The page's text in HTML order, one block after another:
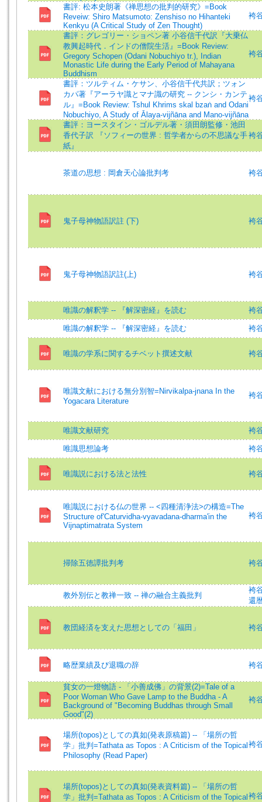
書評: 松本史朗著《禅思想の批判的研究》=Book
Reveiw: Shiro Matsumoto: Zenshiso no Hihanteki
Kenkyu (A Critical Study of Zen Thought)
袴
書評：グレゴリー・ショペン著 小谷信千代訳『大乗仏
教興起時代．インドの僧院生活』=Book Review:
Gregory Schopen (Odani Nobuchiyo tr.), Indian
Monastic Life during the Early Period of Mahayana
Buddhism
袴
書評：ツルティム・ケサン、小谷信千代共訳；ツォン
カパ著『アーラヤ識とマナ識の研究 -- クンシ・カンテ
ル』=Book Review: Tshul Khrims skal bzaṅ and Odani
Nobuchiyo, A Study of Ālaya-vijñāna and Mano-vijñāna
袴
書評：ヨースタイン・ゴルデル著・須田朗監修・池田
香代子訳 『ソフィーの世界 : 哲学者からの不思議な手
紙』
袴
茶道の思想 : 岡倉天心論批判考 袴
鬼子母神物語訳註 (下) 袴
鬼子母神物語訳註(上) 袴
唯識の解釈学 -- 『解深密経』を読む 袴
唯識の解釈学 -- 『解深密経』を読む 袴
唯識の学系に関するチベット撰述文献 袴
唯識文献における無分別智=Nirvikalpa-jnana In the
Yogacara Literature
袴
唯識文献研究 袴
唯識思想論考 袴
唯識説における法と法性 袴
唯識説における仏の世界 -- <四種清浄法>の構造=The
Structure of'Caturvidha-vyavadana-dharma'in the
Vijnaptimatrata System
袴
掃除五徳譚批判考 袴
教外別伝と教禅一致 -- 禅の融合主義批判
袴
還
教団経済を支えた思想としての「福田」 袴
略歴業績及び退職の辞 袴
貧女の一燈物語 - 「小善成佛」の背景(2)=Tale of a
Poor Woman Who Gave Lamp to the Buddha - A
Background of "Becoming Buddhas through Small
Good"(2)
袴
場所(topos)としての真如(発表原稿篇) -- 「場所の哲
学」批判=Tathata as Topos : A Criticism of the Topical
Philosophy (Read Paper)
袴
場所(topos)としての真如(発表資料篇) -- 「場所の哲
学」批判=Tathata as Topos : A Criticism of the Topical 袴